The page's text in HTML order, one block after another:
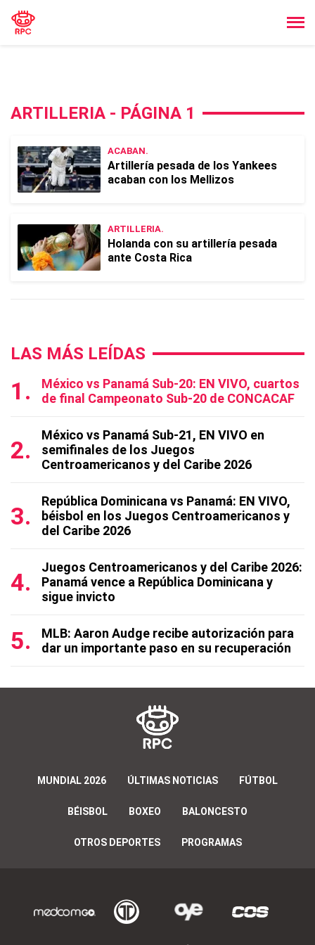
ARTILLERIA - PÁGINA 1
ACABAN.
Artillería pesada de los Yankees
acaban con los Mellizos
ARTILLERIA.
Holanda con su artillería pesada
ante Costa Rica
LAS MÁS LEÍDAS
México vs Panamá Sub-20: EN VIVO, cuartos
de final Campeonato Sub-20 de CONCACAF
México vs Panamá Sub-21, EN VIVO en
semifinales de los Juegos
Centroamericanos y del Caribe 2026
República Dominicana vs Panamá: EN VIVO,
béisbol en los Juegos Centroamericanos y
del Caribe 2026
Juegos Centroamericanos y del Caribe 2026:
Panamá vence a República Dominicana y
sigue invicto
MLB: Aaron Audge recibe autorización para
dar un importante paso en su recuperación
MUNDIAL 2026 ÚLTIMAS NOTICIAS FÚTBOL
BÉISBOL BOXEO BALONCESTO
OTROS DEPORTES PROGRAMAS